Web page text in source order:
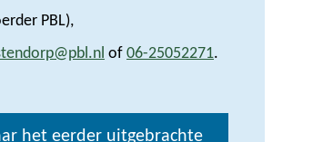
PBL),
of 06-25052271.
het eerder uitgebrachte